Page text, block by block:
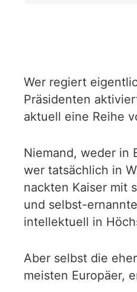
Wer regiert
Präsidenten
aktuell eine Reihe
Niemand, weder in
wer tatsächlich in
nackten Kaiser mit
und selbst-
intellektuell in
Aber selbst die
meisten Europäer,